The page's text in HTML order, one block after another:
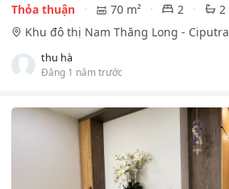
Thỏa thuận
70 m² 2
2
Khu đô thị Nam Thăng Long - Ciputra
thu hà
Đăng 1 năm trước